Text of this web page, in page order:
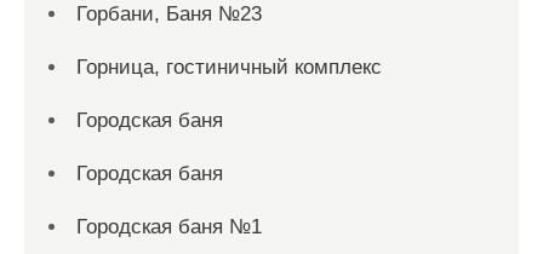
Горбани, Баня №23
Горница, гостиничный комплекс
Городская баня
Городская баня
Городская баня №1